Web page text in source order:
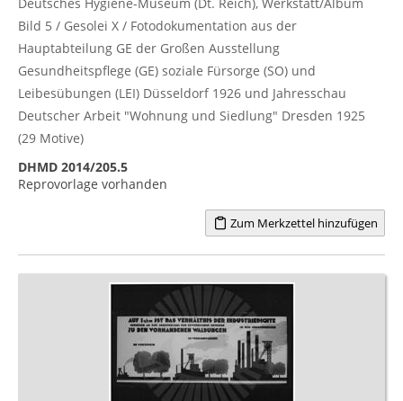
Bild 5 / Gesolei X / Fotodokumentation aus der
Hauptabteilung GE der Großen Ausstellung
Gesundheitspflege (GE) soziale Fürsorge (SO) und
Leibesübungen (LEI) Düsseldorf 1926 und Jahresschau
Deutscher Arbeit "Wohnung und Siedlung" Dresden 1925
(29 Motive)
DHMD 2014/205.5
Reprovorlage vorhanden
Zum Merkzettel hinzufügen